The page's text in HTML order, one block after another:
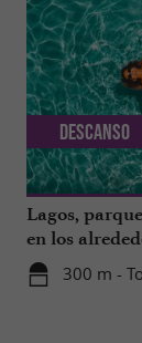
Lagos,
en los
300 m -
Descanso